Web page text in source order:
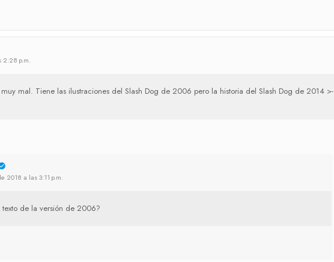
2:28 p.m.
mal. Tiene las ilustraciones del Slash Dog de 2006 pero la historia del Slash Dog de 2014 >-
2018 a las 3:11 p.m.
texto de la versión de 2006?